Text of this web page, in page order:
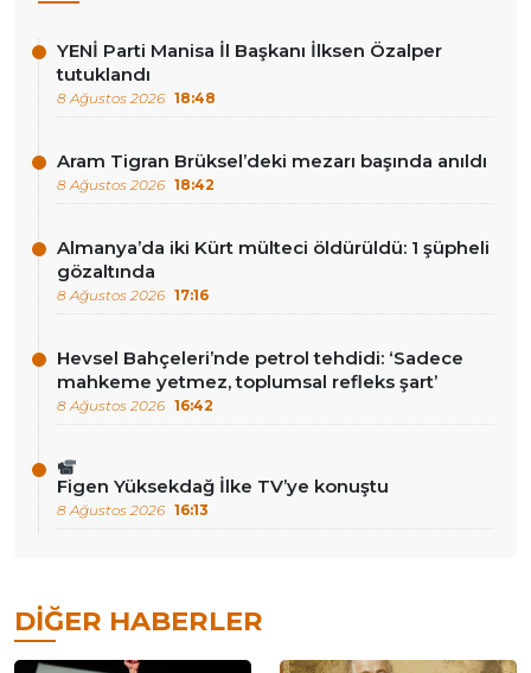
YENİ Parti Manisa İl Başkanı İlksen Özalper
tutuklandı
8 Ağustos 2026 18:48
Aram Tigran Brüksel’deki mezarı başında anıldı
8 Ağustos 2026 18:42
Almanya’da iki Kürt mülteci öldürüldü: 1 şüpheli
gözaltında
8 Ağustos 2026 17:16
Hevsel Bahçeleri’nde petrol tehdidi: ‘Sadece
mahkeme yetmez, toplumsal refleks şart’
8 Ağustos 2026 16:42
Figen Yüksekdağ İlke TV’ye konuştu
8 Ağustos 2026 16:13
DIĞER HABERLER